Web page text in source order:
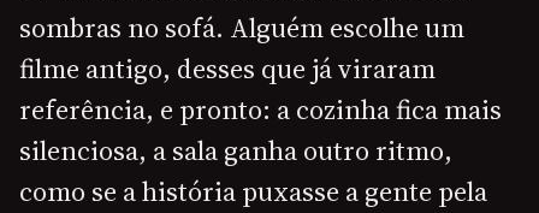
sombras no sofá. Alguém escolhe um
filme antigo, desses que já viraram
referência, e pronto: a cozinha fica mais
silenciosa, a sala ganha outro ritmo,
como se a história puxasse a gente pela